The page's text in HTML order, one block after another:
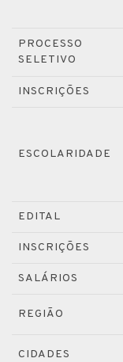
PROCESSO
SELETIVO
INSCRIÇÕES
ESCOLARIDADE
EDITAL
INSCRIÇÕES
SALÁRIOS
REGIÃO
CIDADES